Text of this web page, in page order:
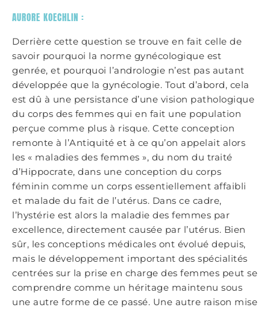
AURORE KOECHLIN :
Derrière cette question se trouve en fait celle de
savoir pourquoi la norme gynécologique est
genrée, et pourquoi l’andrologie n’est pas autant
développée que la gynécologie. Tout d’abord, cela
est dû à une persistance d’une vision pathologique
du corps des femmes qui en fait une population
perçue comme plus à risque. Cette conception
remonte à l’Antiquité et à ce qu’on appelait alors
les « maladies des femmes », du nom du traité
d’Hippocrate, dans une conception du corps
féminin comme un corps essentiellement affaibli
et malade du fait de l’utérus. Dans ce cadre,
l’hystérie est alors la maladie des femmes par
excellence, directement causée par l’utérus. Bien
sûr, les conceptions médicales ont évolué depuis,
mais le développement important des spécialités
centrées sur la prise en charge des femmes peut se
comprendre comme un héritage maintenu sous
une autre forme de ce passé. Une autre raison mise